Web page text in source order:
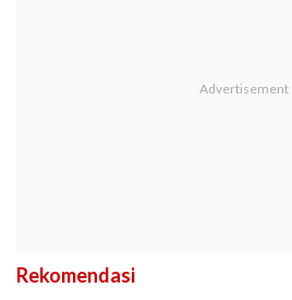
Rekomendasi